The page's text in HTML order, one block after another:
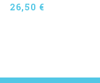
26,50 €